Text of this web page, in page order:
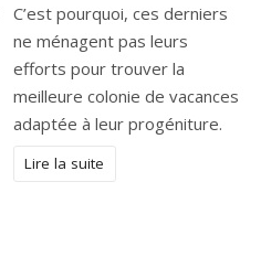
C’est pourquoi, ces derniers
ne ménagent pas leurs
efforts pour trouver la
meilleure colonie de vacances
adaptée à leur progéniture.
Lire la suite